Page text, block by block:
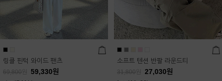
링클 핀턱 와이드 팬츠
69,800 59,330원
소프트 텐션 반팔 라운드티
31,800 27,030원